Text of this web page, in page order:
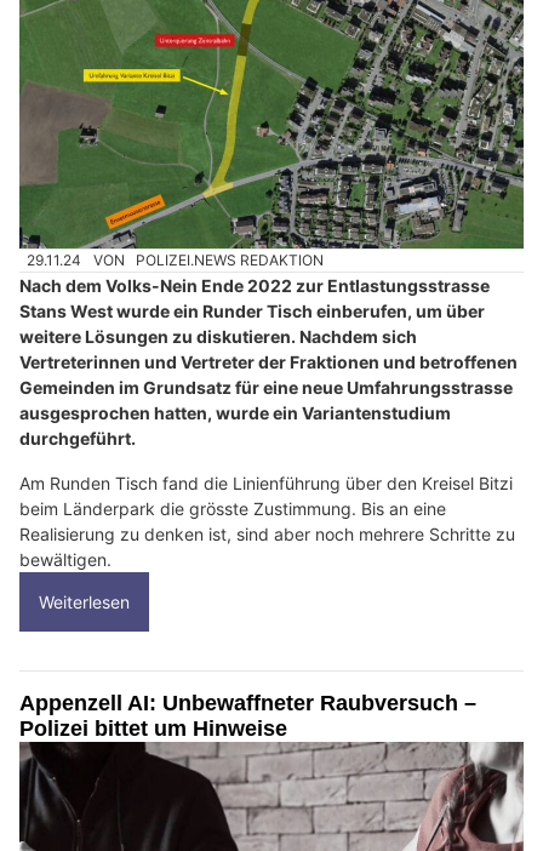
29.11.24 VON POLIZEI.NEWS REDAKTION
Nach dem Volks-Nein Ende 2022 zur Entlastungsstrasse
Stans West wurde ein Runder Tisch einberufen, um über
weitere Lösungen zu diskutieren. Nachdem sich
Vertreterinnen und Vertreter der Fraktionen und betroffenen
Gemeinden im Grundsatz für eine neue Umfahrungsstrasse
ausgesprochen hatten, wurde ein Variantenstudium
durchgeführt.
Am Runden Tisch fand die Linienführung über den Kreisel Bitzi
beim Länderpark die grösste Zustimmung. Bis an eine
Realisierung zu denken ist, sind aber noch mehrere Schritte zu
bewältigen.
Weiterlesen
Appenzell AI: Unbewaffneter Raubversuch –
Polizei bittet um Hinweise